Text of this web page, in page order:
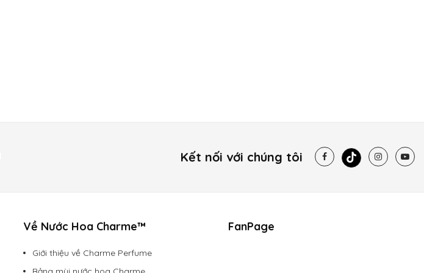
Kết nối với chúng tôi
Về Nước Hoa Charme™
Giới thiệu về Charme Perfume
FanPage